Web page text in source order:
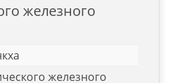
железного
железного